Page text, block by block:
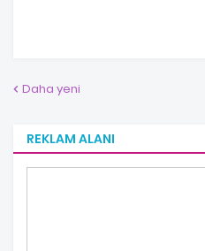
Daha yeni
REKLAM ALANI